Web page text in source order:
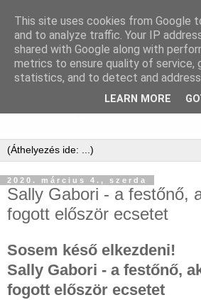
2020. március 4., szerda
Sally Gabori - a festőnő,
fogott először ecsetet
Sosem késő elkezdeni!
Sally Gabori - a festőnő,
fogott először ecsetet
This site uses cookies from Google
and to analyze traffic. Your IP
shared with Google along with
metrics to ensure quality of service,
statistics, and to detect and address
LEARN MORE